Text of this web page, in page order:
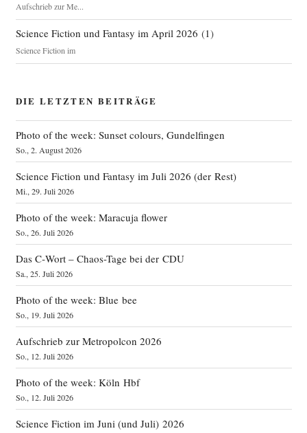
Aufschrieb zur Me...
Science Fiction und Fantasy im April 2026 (1)
Science Fiction im
DIE LETZTEN BEITRÄGE
Photo of the week: Sunset colours, Gundelfingen
So., 2. August 2026
Science Fiction und Fantasy im Juli 2026 (der Rest)
Mi., 29. Juli 2026
Photo of the week: Maracuja flower
So., 26. Juli 2026
Das C‑Wort – Chaos-Tage bei der CDU
Sa., 25. Juli 2026
Photo of the week: Blue bee
So., 19. Juli 2026
Aufschrieb zur Metropolcon 2026
So., 12. Juli 2026
Photo of the week: Köln Hbf
So., 12. Juli 2026
Science Fiction im Juni (und Juli) 2026